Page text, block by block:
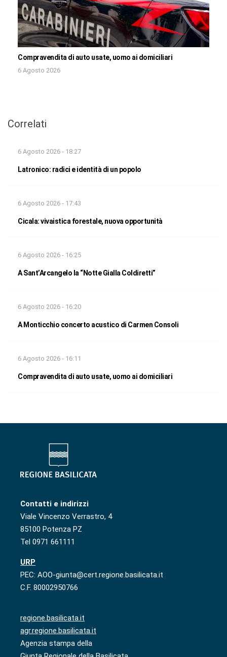
Compravendita di auto usate, uomo ai domiciliari
6 Agosto 2026
Correlati
6 Agosto 2026 - 18:27
Latronico: radici e identità di un popolo
6 Agosto 2026 - 17:43
Cicala: vivaistica forestale, nuova opportunità
6 Agosto 2026 - 16:25
A Sant’Arcangelo la “Notte Gialla Coldiretti”
6 Agosto 2026 - 16:20
A Monticchio concerto acustico di Carmen Consoli
6 Agosto 2026 - 16:11
Compravendita di auto usate, uomo ai domiciliari
Contatti e indirizzi
Viale Vincenzo Verrastro, 4
85100 Potenza PZ
Tel 0971 661111
URP
PEC: AOO-giunta@cert.regione.basilicata.it
C.F. 80002950766
regione.basilicata.it
agr.regione.basilicata.it
Agenzia stampa della